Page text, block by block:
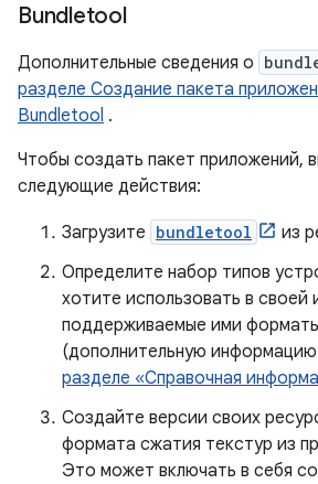
Bundletool
Дополнительные сведения о
разделе Создание пакета
Bundletool .
Чтобы создать пакет приложений,
следующие действия:
Загрузите bundletool
из
Определите набор типов
хотите использовать в своей
поддерживаемые ими
(дополнительную
разделе «Справочная
Создайте версии своих
формата сжатия текстур из
Это может включать в себя